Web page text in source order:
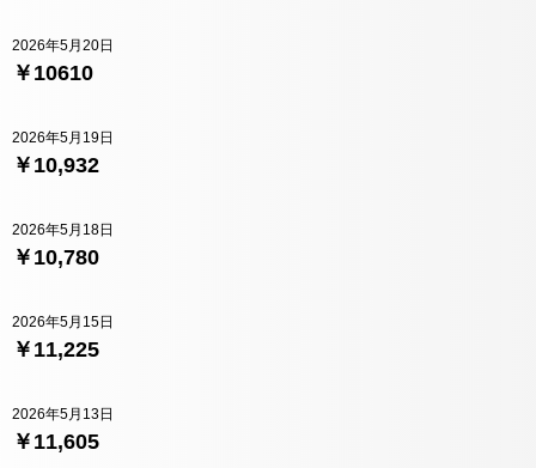
￥10610
2026年5月20日
￥10,932
2026年5月19日
￥10,780
2026年5月18日
￥11,225
2026年5月15日
￥11,605
2026年5月13日